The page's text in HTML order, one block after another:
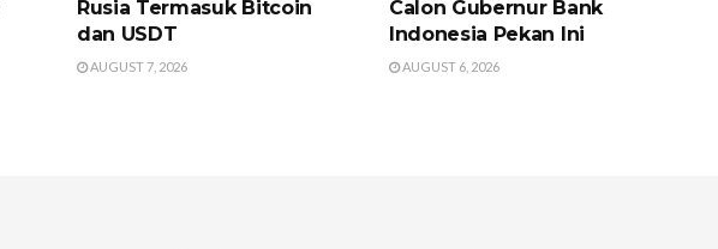
Rusia Termasuk Bitcoin
dan USDT
AUGUST 7, 2026
Calon Gubernur Bank
Indonesia Pekan Ini
AUGUST 6, 2026